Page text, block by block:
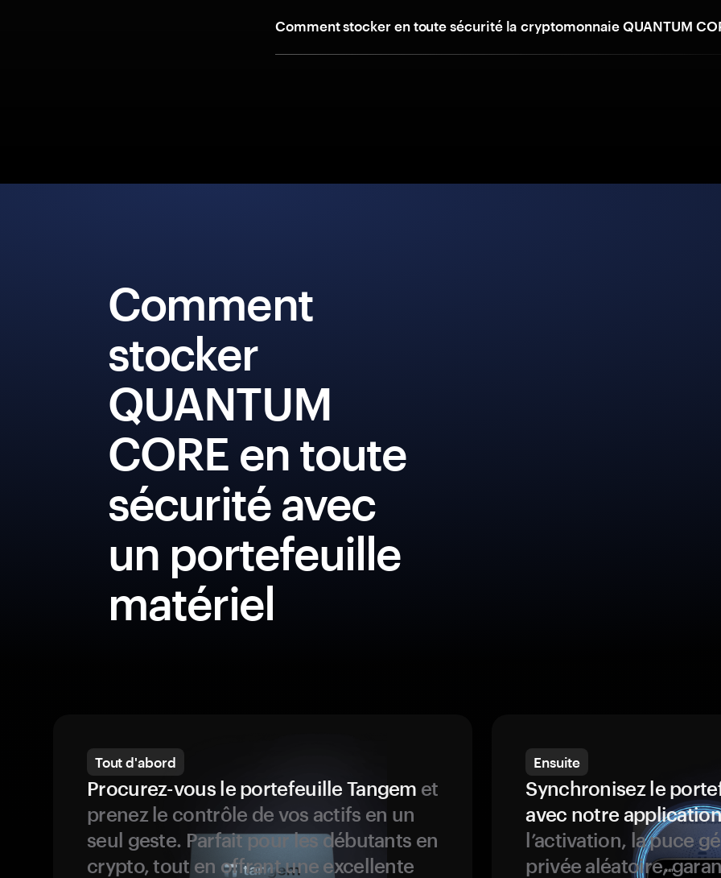
Comment stocker en toute sécurité la cryptomonnaie QUANTUM
Comment
stocker
QUANTUM
CORE en toute
sécurité avec
un portefeuille
matériel
Tout d'abord
Procurez-vous le portefeuille Tangem et
prenez le contrôle de vos actifs en un
seul geste. Parfait pour les débutants en
crypto, tout en offrant une excellente
Ensuite
Synchronisez le
avec notre
l’activation, la puce
privée aléatoire,